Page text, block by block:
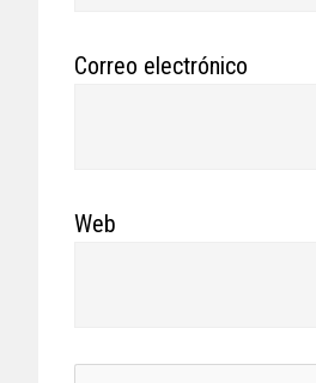
Correo electrónico
Web